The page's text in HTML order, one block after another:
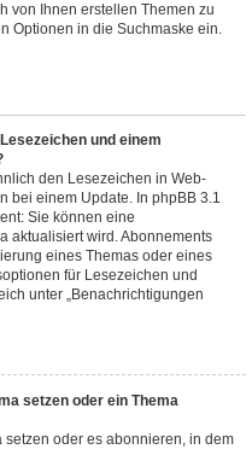
von Ihnen erstellen Themen zu
Optionen in die Suchmaske ein.
und einem
den Lesezeichen in Web-
bei einem Update. In phpBB 3.1
Sie können eine
aktualisiert wird. Abonnements
eines Themas oder eines
für Lesezeichen und
unter „Benachrichtigungen
setzen oder ein Thema
oder es abonnieren, in dem